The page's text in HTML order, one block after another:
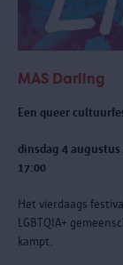
MAS Darling
Een queer
dinsdag 4
17:00
Het vierdaags
LGBTQIA+
kampt.